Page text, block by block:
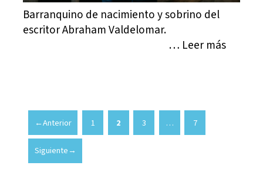
Barranquino de nacimiento y sobrino del
escritor Abraham Valdelomar.
… Leer más
←Anterior Página
1 Página
2 Página
3 … Página
7
Siguiente→